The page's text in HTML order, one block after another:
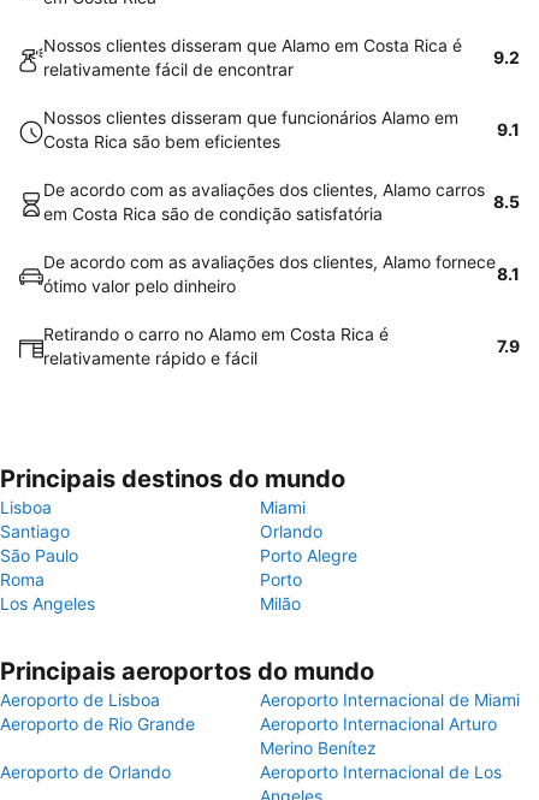
Nossos clientes disseram que Alamo em Costa Rica é
relativamente fácil de encontrar
9.2
Nossos clientes disseram que funcionários Alamo em
Costa Rica são bem eficientes
9.1
De acordo com as avaliações dos clientes, Alamo carros
em Costa Rica são de condição satisfatória
8.5
De acordo com as avaliações dos clientes, Alamo fornece
ótimo valor pelo dinheiro
8.1
Retirando o carro no Alamo em Costa Rica é
relativamente rápido e fácil
7.9
Principais destinos do mundo
Lisboa
Miami
Santiago
Orlando
São Paulo
Porto Alegre
Roma
Porto
Los Angeles
Milão
Principais aeroportos do mundo
Aeroporto de Lisboa
Aeroporto Internacional de Miami
Aeroporto de Rio Grande
Aeroporto Internacional Arturo
Merino Benítez
Aeroporto de Orlando
Aeroporto Internacional de Los
Angeles